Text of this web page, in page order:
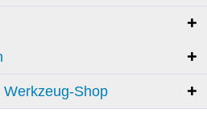
Shop